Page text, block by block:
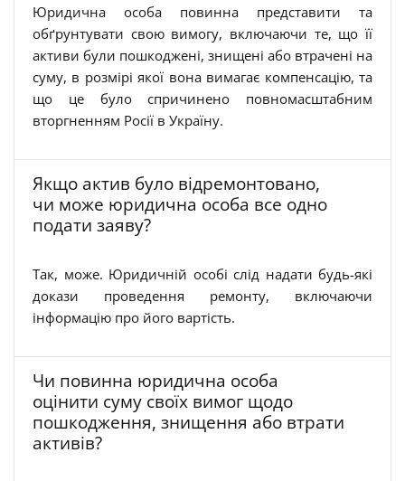
Юридична особа повинна представити та
обґрунтувати свою вимогу, включаючи те, що її
активи були пошкоджені, знищені або втрачені на
суму, в розмірі якої вона вимагає компенсацію, та
що це було спричинено повномасштабним
вторгненням Росії в Україну.
Якщо актив було відремонтовано,
чи може юридична особа все одно
подати заяву?
Так, може. Юридичній особі слід надати будь-які
докази проведення ремонту, включаючи
інформацію про його вартість.
Чи повинна юридична особа
оцінити суму своїх вимог щодо
пошкодження, знищення або втрати
активів?